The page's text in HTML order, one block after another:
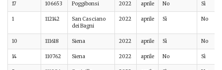
17 106653 Poggibonsi 2022 aprile No Sì
1 112142
San Casciano
dei Bagni
2022 aprile Sì No
10 111618 Siena 2022 aprile Sì No
14 110762 Siena 2022 aprile No Sì